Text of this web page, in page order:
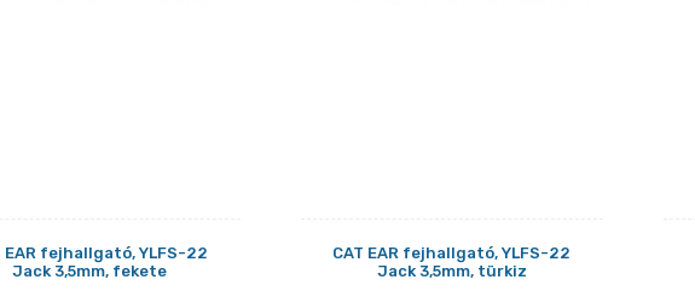
EAR fejhallgató, YLFS-22
Jack 3,5mm, fekete
CAT EAR fejhallgató, YLFS-22
Jack 3,5mm, türkiz